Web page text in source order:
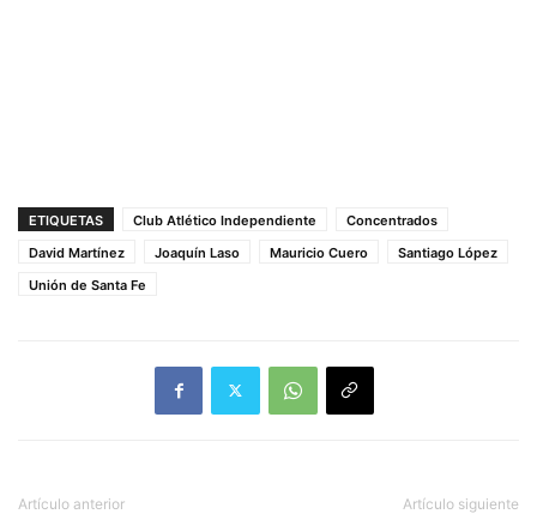
ETIQUETAS Club Atlético Independiente
Concentrados
David Martínez
Joaquín Laso Mauricio Cuero
Santiago López
Unión de Santa Fe
Artículo anterior Artículo siguiente